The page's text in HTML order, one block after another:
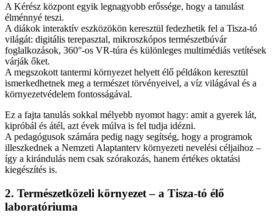
A Kérész központ egyik legnagyobb erőssége, hogy a tanulást
élménnyé teszi.
A diákok interaktív eszközökön keresztül fedezhetik fel a Tisza-tó
világát: digitális terepasztal, mikroszkópos természetbúvár
foglalkozások, 360°-os VR-túra és különleges multimédiás vetítések
várják őket.
A megszokott tantermi környezet helyett élő példákon keresztül
ismerkedhetnek meg a természet törvényeivel, a víz világával és a
környezetvédelem fontosságával.
Ez a fajta tanulás sokkal mélyebb nyomot hagy: amit a gyerek lát,
kipróbál és átél, azt évek múlva is fel tudja idézni.
A pedagógusok számára pedig nagy segítség, hogy a programok
illeszkednek a Nemzeti Alaptanterv környezeti nevelési céljaihoz –
így a kirándulás nem csak szórakozás, hanem értékes oktatási
kiegészítés is.
2. Természetközeli környezet – a Tisza-tó élő
laboratóriuma